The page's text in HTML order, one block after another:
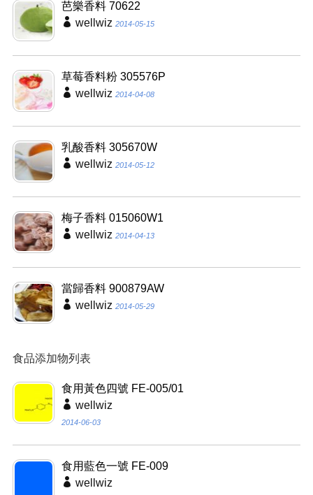
芭樂香料 70622
wellwiz 2014-05-15
草莓香料粉 305576P
wellwiz 2014-04-08
乳酸香料 305670W
wellwiz 2014-05-12
梅子香料 015060W1
wellwiz 2014-04-13
當歸香料 900879AW
wellwiz 2014-05-29
食品添加物列表
食用黃色四號 FE-005/01
wellwiz
2014-06-03
食用藍色一號 FE-009
wellwiz